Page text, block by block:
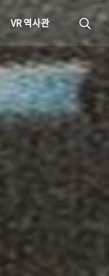
VR 역사관